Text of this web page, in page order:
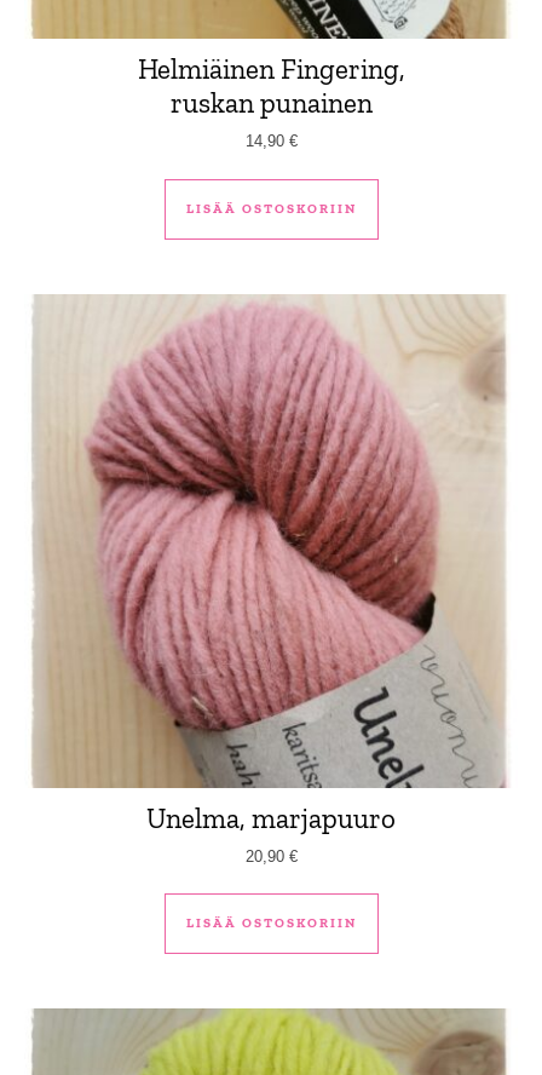
Helmiäinen Fingering,
ruskan punainen
14,90 €
LISÄÄ OSTOSKORIIN
Unelma, marjapuuro
20,90 €
LISÄÄ OSTOSKORIIN